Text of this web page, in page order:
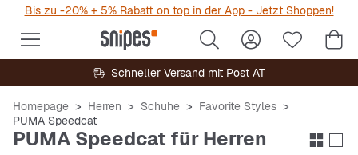
Bis zu -20% + 5% Rabatt on top in der App - Jetzt Shoppen!
Schneller Versand mit Post AT
Homepage Herren Schuhe
Favorite Styles
PUMA Speedcat
PUMA Speedcat für Herren